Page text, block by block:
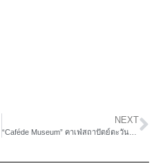
NEXT
“Caféde Museum” คาเฟ่สถาปัตย์ตะวันตกในสวนปรัชญาชิลล์ ๆ